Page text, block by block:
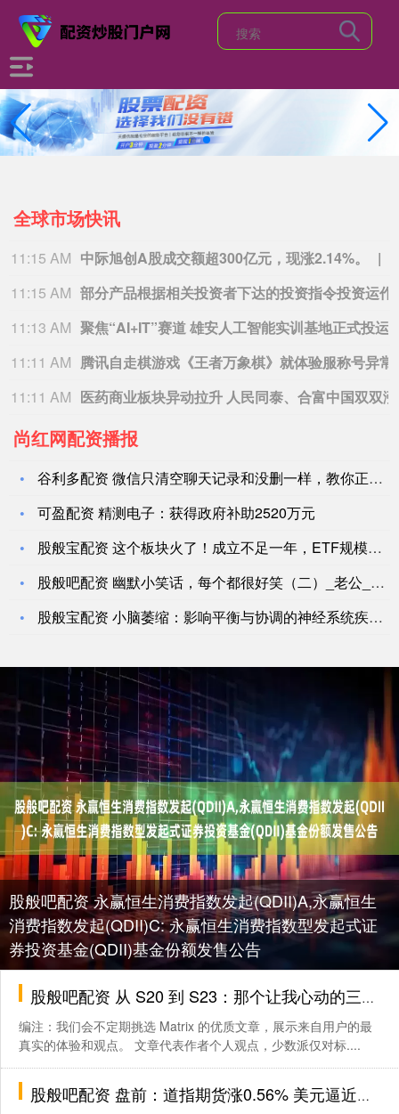
全球市场快讯
11:15 AM 中际旭创A股成交额超300亿元，现涨2.14%。
11:15 AM
11:13 AM 聚焦“AI+IT”赛道 雄安人工智能实训基地正式投运
11:11 AM
11:11 AM
尚红网配资播报
谷利多配资 微信只清空聊天记录和没删一样，教你正确清理方法，
可盈配资 精测电子：获得政府补助2520万元
股般宝配资 这个板块火了！成立不足一年，ETF规模突破110
股般吧配资 幽默小笑话，每个都很好笑（二）_老公_哥们_岳父
股般宝配资 小脑萎缩：影响平衡与协调的神经系统疾病_患者_进
股般吧配资 永赢恒生消费指数发起(QDII)A,永赢恒生
消费指数发起(QDII)C: 永赢恒生消费指数型发起式证
券投资基金(QDII)基金份额发售公告
股般吧配资 从 S20 到 S23：那个让我心动的三星，还能回来吗？_iPhone_Android_用户
编注：我们会不定期挑选 Matrix 的优质文章，展示来自用户的最
真实的体验和观点。 文章代表作者个人观点，少数派仅对标....
股般吧配资 盘前：道指期货涨0.56% 美元逼近三年地点